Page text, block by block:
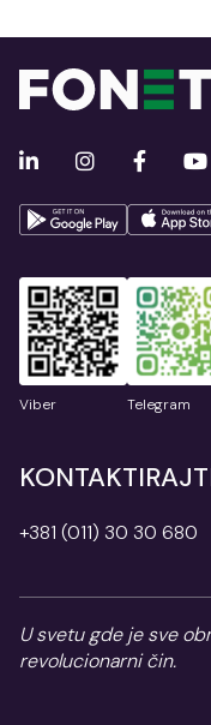
Viber Telegram
+381 (011) 30 30 680
U svetu gde je sve
revolucionarni čin.